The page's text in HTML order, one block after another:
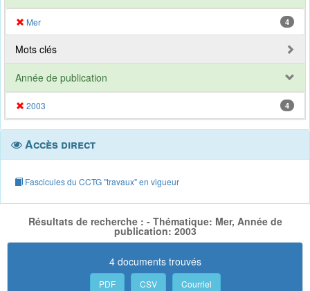
Mer 4
Mots clés
Année de publication
2003 4
Accès direct
Fascicules du CCTG "travaux" en vigueur
Résultats de recherche : - Thématique: Mer, Année de
publication: 2003
4 documents trouvés
PDF CSV Courriel